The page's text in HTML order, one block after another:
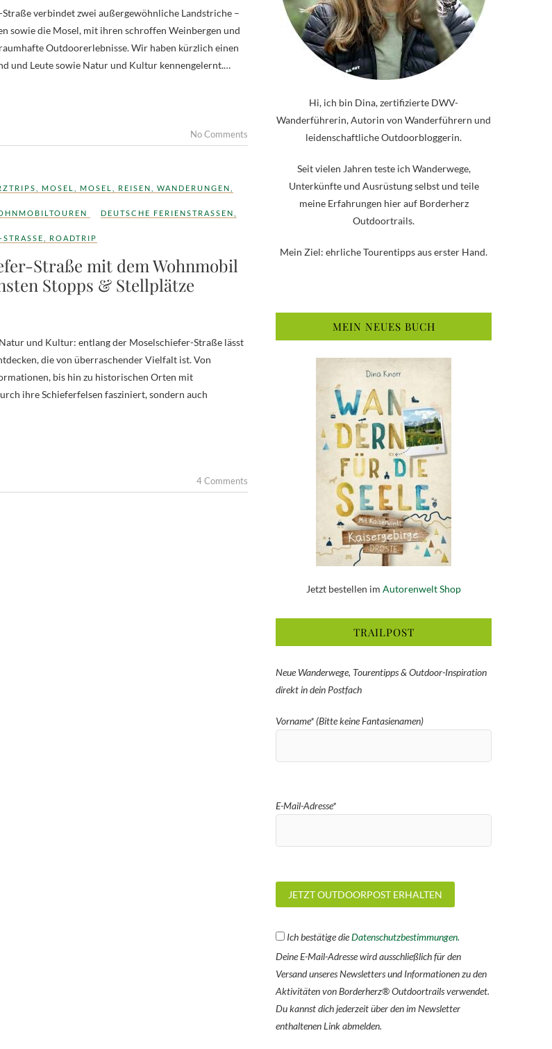
sowie die Mosel, mit ihren schroffen Weinbergen und
Outdoorerlebnisse. Wir haben kürzlich einen
und Leute sowie Natur und Kultur kennengelernt.…
No Comments
MOSEL MOSEL REISEN WANDERUNGEN
DEUTSCHE FERIENSTRASSEN
ROADTRIP
Straße mit dem Wohnmobil
Stopps & Stellplätze
und Kultur: entlang der Moselschiefer-Straße lässt
die von überraschender Vielfalt ist. Von
bis hin zu historischen Orten mit
ihre Schieferfelsen fasziniert, sondern auch
4 Comments
Hi, ich bin Dina, zertifizierte DWV-
Wanderführerin, Autorin von Wanderführern und
leidenschaftliche Outdoorbloggerin.
Seit vielen Jahren teste ich Wanderwege,
Unterkünfte und Ausrüstung selbst und teile
meine Erfahrungen hier auf Borderherz
Outdoortrails.
Mein Ziel: ehrliche Tourentipps aus erster Hand.
MEIN NEUES BUCH
Jetzt bestellen im Autorenwelt Shop
TRAILPOST
Neue Wanderwege, Tourentipps & Outdoor-Inspiration
direkt in dein Postfach
Vorname* (Bitte keine Fantasienamen)
E-Mail-Adresse*
Ich bestätige dieDatenschutzbestimmungen.
Deine E-Mail-Adresse wird ausschließlich für den
Versand unseres Newsletters und Informationen zu den
Aktivitäten von Borderherz® Outdoortrails verwendet.
Du kannst dich jederzeit über den im Newsletter
enthaltenen Link abmelden.